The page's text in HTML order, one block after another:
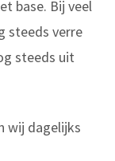
base. Bij veel
steeds verre
steeds uit
wij dagelijks